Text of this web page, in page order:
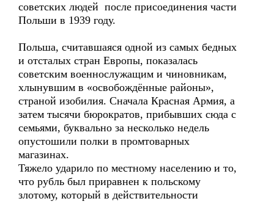
советских людей после присоединения части
Польши в 1939 году.
Польша, считавшаяся одной из самых бедных
и отсталых стран Европы, показалась
советским военнослужащим и чиновникам,
хлынувшим в «освобождённые районы»,
страной изобилия. Сначала Красная Армия, а
затем тысячи бюрократов, прибывших сюда с
семьями, буквально за несколько недель
опустошили полки в промтоварных
магазинах.
Тяжело ударило по местному населению и то,
что рубль был приравнен к польскому
злотому, который в действительности